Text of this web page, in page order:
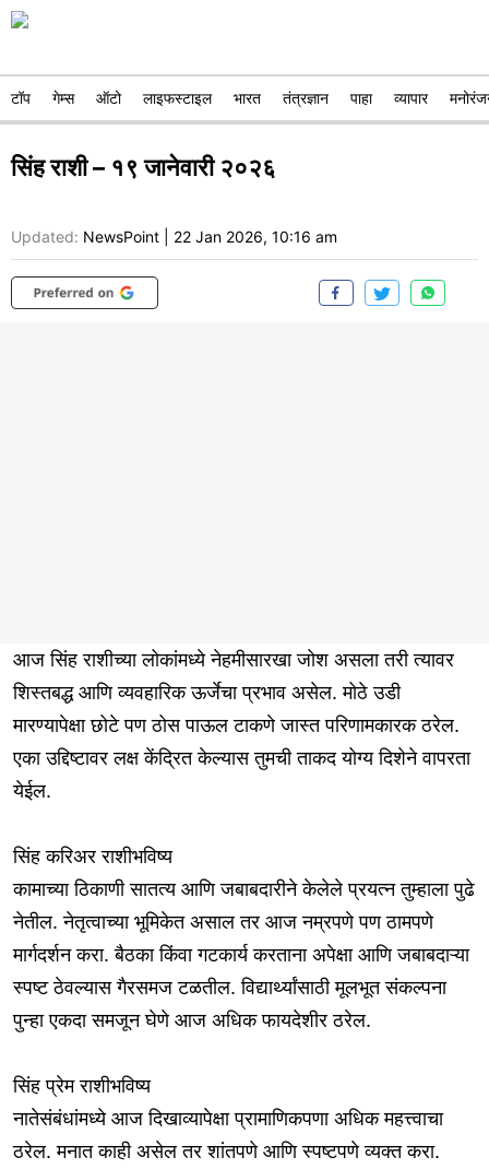
टॉप गेम्स ऑटो लाइफस्टाइल भारत तंत्रज्ञान पाहा व्यापार
सिंह राशी – १९ जानेवारी २०२६
Updated: NewsPoint 22 Jan 2026, 10:16 am
आज सिंह राशीच्या लोकांमध्ये नेहमीसारखा जोश असला तरी त्यावर
शिस्तबद्ध आणि व्यवहारिक ऊर्जेचा प्रभाव असेल. मोठे उडी
मारण्यापेक्षा छोटे पण ठोस पाऊल टाकणे जास्त परिणामकारक ठरेल.
एका उद्दिष्टावर लक्ष केंद्रित केल्यास तुमची ताकद योग्य दिशेने वापरता
येईल.
सिंह करिअर राशीभविष्य
कामाच्या ठिकाणी सातत्य आणि जबाबदारीने केलेले प्रयत्न तुम्हाला पुढे
नेतील. नेतृत्वाच्या भूमिकेत असाल तर आज नम्रपणे पण ठामपणे
मार्गदर्शन करा. बैठका किंवा गटकार्य करताना अपेक्षा आणि जबाबदाऱ्या
स्पष्ट ठेवल्यास गैरसमज टळतील. विद्यार्थ्यांसाठी मूलभूत संकल्पना
पुन्हा एकदा समजून घेणे आज अधिक फायदेशीर ठरेल.
सिंह प्रेम राशीभविष्य
नातेसंबंधांमध्ये आज दिखाव्यापेक्षा प्रामाणिकपणा अधिक महत्त्वाचा
ठरेल. मनात काही असेल तर शांतपणे आणि स्पष्टपणे व्यक्त करा.